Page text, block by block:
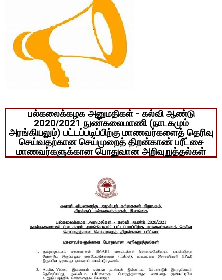
பல்கலைக்கழக அனுமதிகள் - கல்வி ஆண்டு
2020/2021 நுண்கலைமாணி (நாடகமும்
அரங்கியலும்) பட்டப்படிப்பிற்கு மாணவர்களைத் தெரிவு
செய்வதற்கான செய்முறைத் திறன்காண் பரீட்சை
மாணவர்களுக்கான பொதுவான அறிவுறுத்தல்கள்